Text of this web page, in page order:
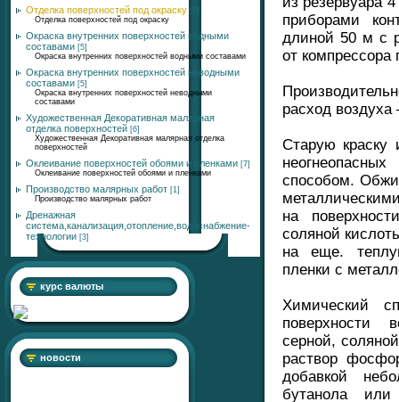
Отделка поверхностей под окраску
Отделка поверхностей под окраску
Окраска внутренних поверхностей водными
составами [5]
Окраска внутренних поверхностей водными составами
Окраска внутренних поверхностей неводными
составами [5]
Окраска внутренних поверхностей неводными
составами
Художественная Декоративная малярная
отделка поверхностей [6]
Художественная Декоративная малярная отделка
поверхностей
Оклеивание поверхностей обоями и пленками [7]
Оклеивание поверхностей обоями и пленками
Производство малярных работ [1]
Производство малярных работ
Дренажная
система,канализация,отопление,водоснабжение-
технологии [3]
курс валюты
новости
приборами
длиной 50 м с
от
расход
Старую краску
способом.
на
соляной
на еще.
пленки с
Химический
поверхности
серной,
раствор
добавкой
бутанола или